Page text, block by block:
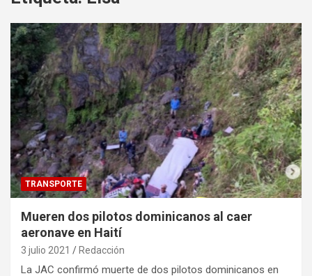
TRANSPORTE
Mueren dos pilotos dominicanos al caer
aeronave en Haití
3 julio 2021 Redacción
La JAC confirmó muerte de dos pilotos dominicanos en